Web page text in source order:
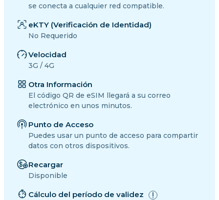
se conecta a cualquier red compatible.
eKTY (Verificación de Identidad)
No Requerido
Velocidad
3G / 4G
Otra Información
El código QR de eSIM llegará a su correo
electrónico en unos minutos.
Punto de Acceso
Puedes usar un punto de acceso para compartir
datos con otros dispositivos.
Recargar
Disponible
Cálculo del período de validez